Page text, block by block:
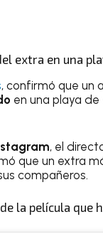
extra en una
, confirmó que un
en una playa de
, el
que un extra
compañeros.
la película que